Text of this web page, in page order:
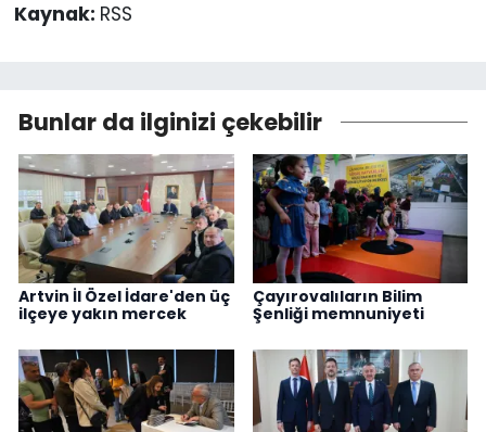
Kaynak: RSS
Bunlar da ilginizi çekebilir
Artvin İl Özel İdare'den üç
ilçeye yakın mercek
Çayırovalıların Bilim
Şenliği memnuniyeti